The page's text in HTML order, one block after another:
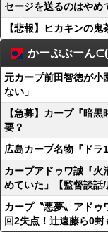
セージを送るのはやめ
【悲報】ヒカキンの
かーぷぶーん
元カープ前田智徳が小
ない」
【急募】カープ『暗
要？
広島カープ名物『ド
カープアドゥワ誠『
めていた」【監督談話/
カープ〝悪夢〟アドゥ
回2失点！辻遠藤ら0封